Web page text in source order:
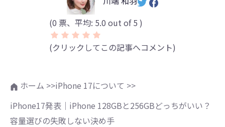
(0 票、平均: 5.0 out of 5 )
(クリックしてこの記事へコメント)
ホーム >>iPhone 17について >>
iPhone17発表｜iPhone 128GBと256GBどっちがいい？
容量選びの失敗しない決め手